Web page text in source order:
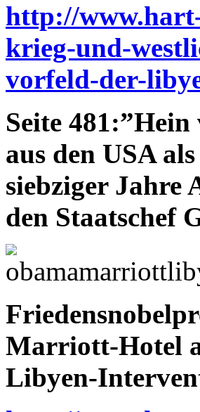
http://
krieg-und-
vorfeld-der-
Seite
aus den USA
siebziger Jahre
den Staatschef
Marriott-Hotel
Libyen-